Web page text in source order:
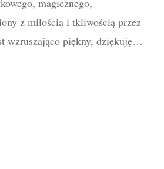
magicznego,
z miłością i tkliwością przez
wzruszająco piękny, dziękuję…